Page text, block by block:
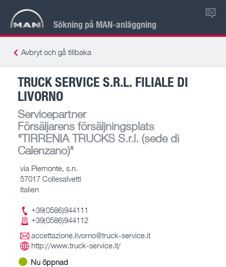
Sökning på MAN-anläggning
SV
Avbryt och gå tillbaka
TRUCK SERVICE S.R.L. FILIALE DI
LIVORNO
Servicepartner
Försäljarens försäljningsplats
"TIRRENIA TRUCKS S.r.l. (sede di
Calenzano)"
via Piemonte, s.n.
57017 Collesalvetti
Italien
+39(0586)944111
+39(0586)944112
accettazione.livorno@truck-service.it
http://www.truck-service.it/
Nu öppnad